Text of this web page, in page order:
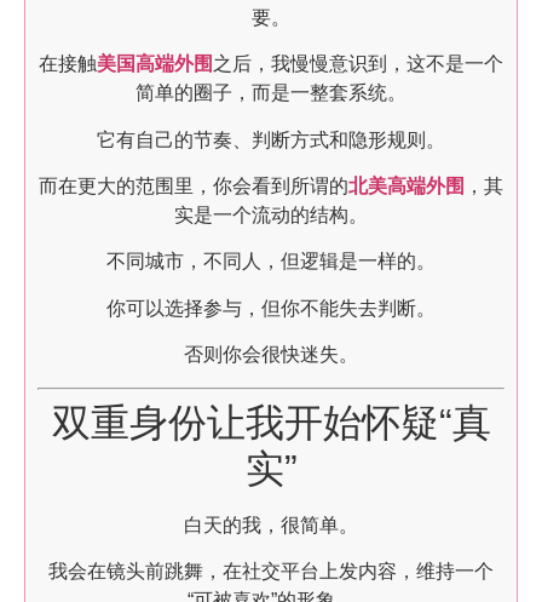
要。
在接触美国高端外围 之后，我慢慢意识到，这不是一个
简单的圈子，而是一整套系统。
它有自己的节奏、判断方式和隐形规则。
而在更大的范围里，你会看到所谓的北美高端外围 ，其
实是一个流动的结构。
不同城市，不同人，但逻辑是一样的。
你可以选择参与，但你不能失去判断。
否则你会很快迷失。
双重身份让我开始怀疑“真
实”
白天的我，很简单。
我会在镜头前跳舞，在社交平台上发内容，维持一个